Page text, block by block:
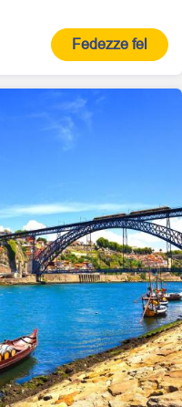
Fedezze fel